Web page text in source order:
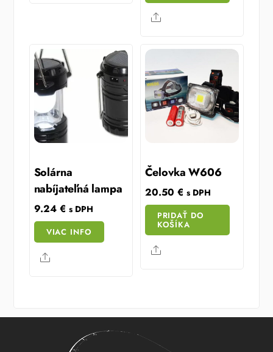
Share
Solárna
nabíjateľná lampa
9.24 € s DPH
VIAC INFO
Share
Čelovka W606
20.50 € s DPH
PRIDAŤ DO
KOŠÍKA
Share